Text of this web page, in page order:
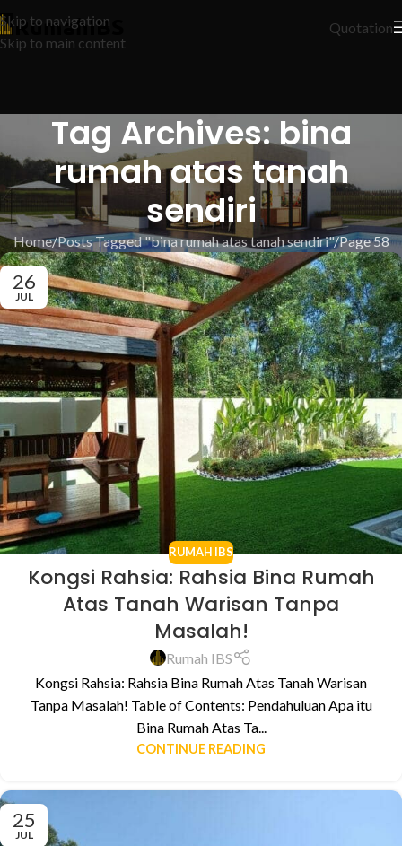
Skip to navigation
Skip to main content
Quotation
Tag Archives: bina
rumah atas tanah
sendiri
Home Posts Tagged "bina rumah atas tanah sendiri" Page 58
26
JUL
RUMAH IBS
Kongsi Rahsia: Rahsia Bina Rumah
Atas Tanah Warisan Tanpa
Masalah!
Rumah IBS
Kongsi Rahsia: Rahsia Bina Rumah Atas Tanah Warisan
Tanpa Masalah! Table of Contents: Pendahuluan Apa itu
Bina Rumah Atas Ta...
CONTINUE READING
25
JUL